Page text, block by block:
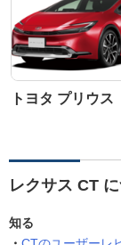
トヨタ プリウス
レクサス CT
知る